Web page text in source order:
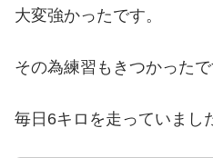
大変強かったです。
その為練習もきつかったで
毎日6キロを走っていまし